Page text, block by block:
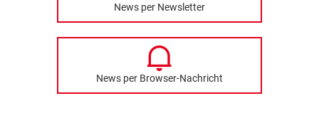
News per Newsletter
News per Browser-Nachricht